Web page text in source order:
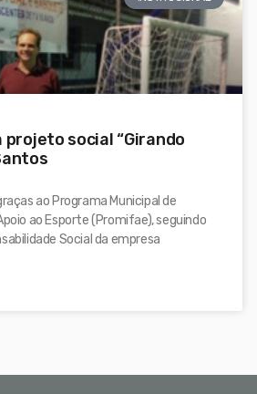
projeto social “Girando
ao Programa Municipal de
ao Esporte (Promifae), seguindo
Social da empresa